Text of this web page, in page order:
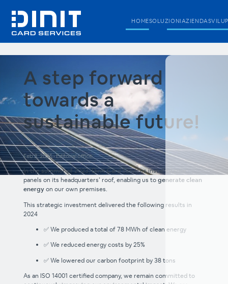
HOMESOLUZIONIAZIENDA
A step forward
towards a
sustainable future!
Feb 3, 2025•Editorial office
In the summer of 2023, Dinit Card Services installed solar
panels on its headquarters’ roof, enabling us togenerate clean
energyon our own premises.
This strategic investment delivered the following results in
2024
✅ We produced a total of 78 MWh of clean energy
✅ We reduced energy costs by 25%
✅ We lowered our carbon footprint by 38 tons
As an ISO 14001 certified company, we remain committed to